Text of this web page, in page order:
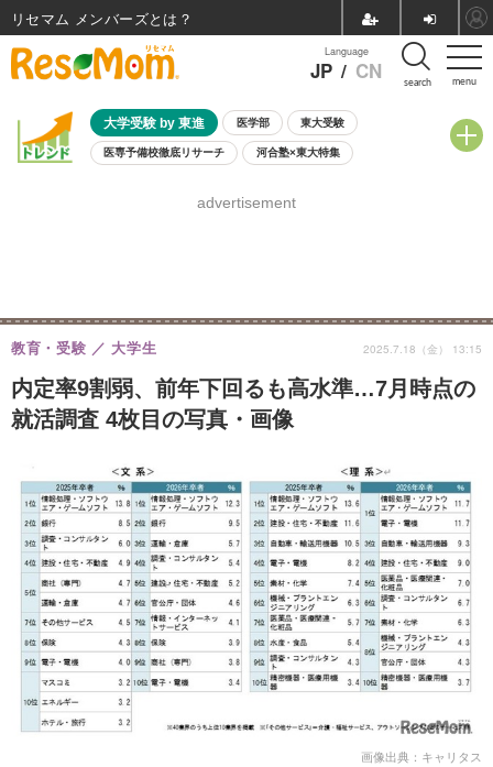
menu
Language
JP / CN search
大学受験 by 東進 医学部 東大受験
医専予備校徹底リサーチ 河合塾×東大特集
8月開催学校説明会・相談会
advertisement
内定率9割弱、前年下回るも高水準…7月時点の
就活調査 4枚目の写真・画像
教育・受験 大学生 2025.7.18（金） 13:15
画像出典：キャリタス
リセマム メンバーズ